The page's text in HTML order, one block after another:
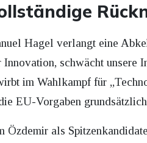
Hagel verlangt eine
schwächt unsere
im Wahlkampf für
EU-Vorgaben
Özdemir als